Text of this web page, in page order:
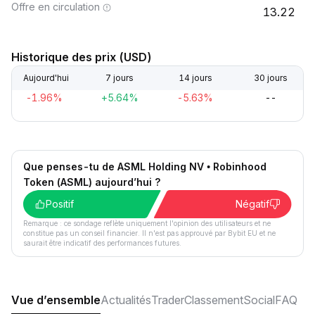
Offre en circulation 13.22
Historique des prix (USD)
Aujourd'hui 7 jours 14 jours 30 jours
-1.96% +5.64% -5.63% --
Que penses-tu de ASML Holding NV • Robinhood
Token (ASML) aujourd’hui ?
Positif
Négatif
Remarque : ce sondage reflète uniquement l'opinion des utilisateurs et ne
constitue pas un conseil financier. Il n'est pas approuvé par Bybit EU et ne
saurait être indicatif des performances futures.
Vue d’ensembleActualitésTraderClassementSocialFAQ